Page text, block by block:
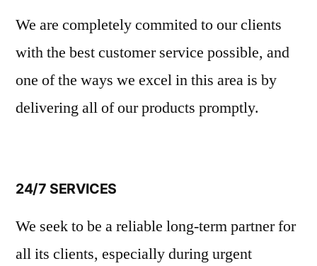
We are completely commited to our clients
with the best customer service possible, and
one of the ways we excel in this area is by
delivering all of our products promptly.
24/7 SERVICES
We seek to be a reliable long-term partner for
all its clients, especially during urgent